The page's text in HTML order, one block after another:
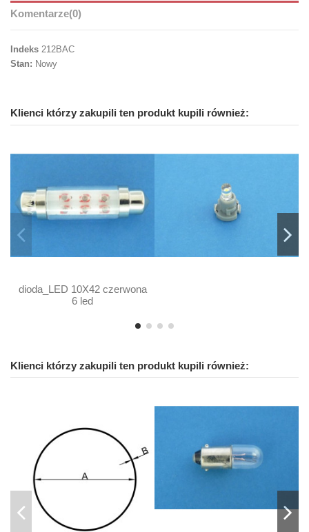
Komentarze(0)
Indeks 212BAC
Stan: Nowy
Klienci którzy zakupili ten produkt kupili również:
dioda_LED 10X42 czerwona
6 led
Klienci którzy zakupili ten produkt kupili również: